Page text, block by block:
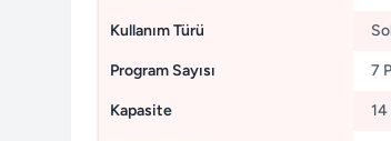
Kullanım Türü
Program Sayısı 7
Kapasite 14